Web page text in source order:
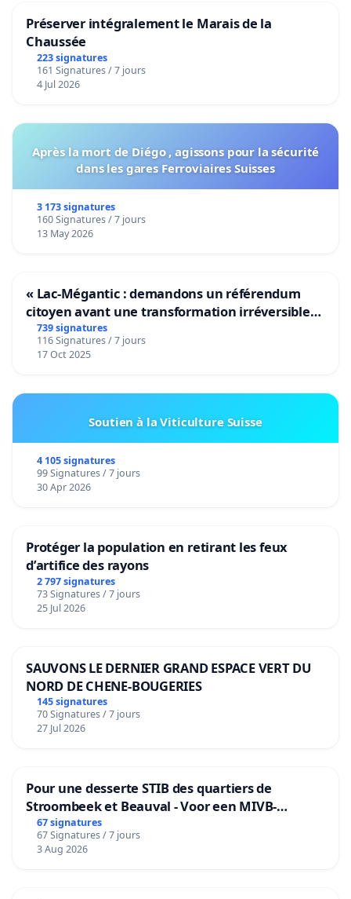
Préserver intégralement le Marais de la
Chaussée
223 signatures
161 Signatures / 7 jours
4 Jul 2026
Après la mort de Diégo , agissons pour la sécurité
dans les gares Ferroviaires Suisses
3 173 signatures
160 Signatures / 7 jours
13 May 2026
« Lac-Mégantic : demandons un référendum
citoyen avant une transformation irréversible
de notre territoire »
739 signatures
116 Signatures / 7 jours
17 Oct 2025
Soutien à la Viticulture Suisse
4 105 signatures
99 Signatures / 7 jours
30 Apr 2026
Protéger la population en retirant les feux
d’artifice des rayons
2 797 signatures
73 Signatures / 7 jours
25 Jul 2026
SAUVONS LE DERNIER GRAND ESPACE VERT DU
NORD DE CHENE-BOUGERIES
145 signatures
70 Signatures / 7 jours
27 Jul 2026
Pour une desserte STIB des quartiers de
Stroombeek et Beauval - Voor een MIVB-
bediening van de wijken Strombeek en Het
Voor
67 signatures
67 Signatures / 7 jours
3 Aug 2026